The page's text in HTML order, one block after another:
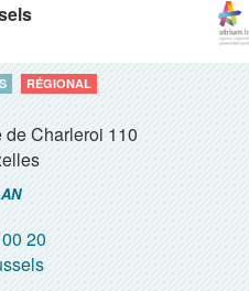
RÉGIONAL
de Charleroi 110
20